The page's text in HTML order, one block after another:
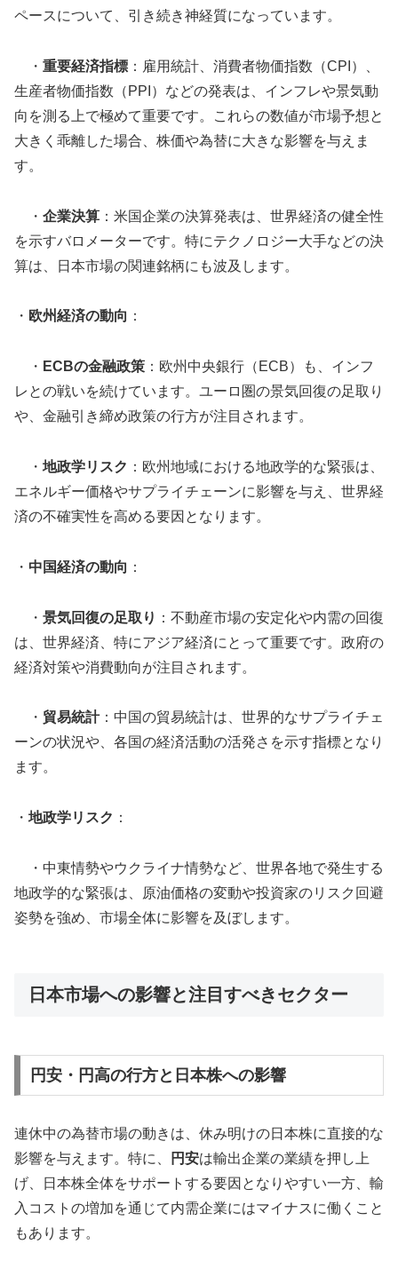
ペースについて、引き続き神経質になっています。
・ 重要経済指標 ：雇用統計、消費者物価指数（CPI）、
生産者物価指数（PPI）などの発表は、インフレや景気動
向を測る上で極めて重要です。これらの数値が市場予想と
大きく乖離した場合、株価や為替に大きな影響を与えま
す。
・ 企業決算 ：米国企業の決算発表は、世界経済の健全性
を示すバロメーターです。特にテクノロジー大手などの決
算は、日本市場の関連銘柄にも波及します。
・ 欧州経済の動向 ：
・ ECBの金融政策 ：欧州中央銀行（ECB）も、インフ
レとの戦いを続けています。ユーロ圏の景気回復の足取り
や、金融引き締め政策の行方が注目されます。
・ 地政学リスク ：欧州地域における地政学的な緊張は、
エネルギー価格やサプライチェーンに影響を与え、世界経
済の不確実性を高める要因となります。
・ 中国経済の動向 ：
・ 景気回復の足取り ：不動産市場の安定化や内需の回復
は、世界経済、特にアジア経済にとって重要です。政府の
経済対策や消費動向が注目されます。
・ 貿易統計：中国の貿易統計は、世界的なサプライチェ
ーンの状況や、各国の経済活動の活発さを示す指標となり
ます。
・ 地政学リスク ：
・中東情勢やウクライナ情勢など、世界各地で発生する
地政学的な緊張は、原油価格の変動や投資家のリスク回避
姿勢を強め、市場全体に影響を及ぼします。
日本市場への影響と注目すべきセクター
円安・円高の行方と日本株への影響
連休中の為替市場の動きは、休み明けの日本株に直接的な
影響を与えます。特に、
円安は輸出企業の業績を押し上
げ、日本株全体をサポートする要因となりやすい一方、輸
入コストの増加を通じて内需企業にはマイナスに働くこと
もあります。